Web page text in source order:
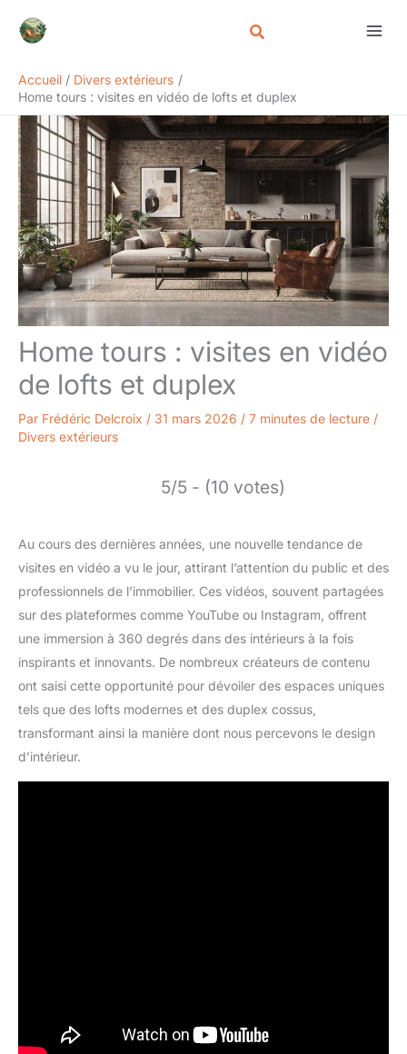
Accueil
Divers extérieurs
Home tours : visites en vidéo de lofts et duplex
Home tours : visites en vidéo
de lofts et duplex
Par Frédéric Delcroix / 31 mars 2026 / 7 minutes de lecture /
Divers extérieurs
5/5 - (10 votes)
Au cours des dernières années, une nouvelle tendance de
visites en vidéo a vu le jour, attirant l’attention du public et des
professionnels de l’immobilier. Ces vidéos, souvent partagées
sur des plateformes comme YouTube ou Instagram, offrent
une immersion à 360 degrés dans des intérieurs à la fois
inspirants et innovants. De nombreux créateurs de contenu
ont saisi cette opportunité pour dévoiler des espaces uniques
tels que des lofts modernes et des duplex cossus,
transformant ainsi la manière dont nous percevons le design
d’intérieur.